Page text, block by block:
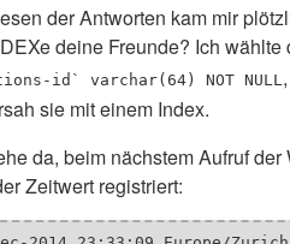
der Antworten kam mir
deine Freunde? Ich wählte
id` varchar(64) NOT NULL,
sie mit einem Index.
da, beim nächstem Aufruf
Zeitwert registriert: